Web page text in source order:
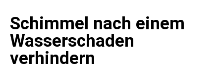
Schimmel nach einem
Wasserschaden
verhindern